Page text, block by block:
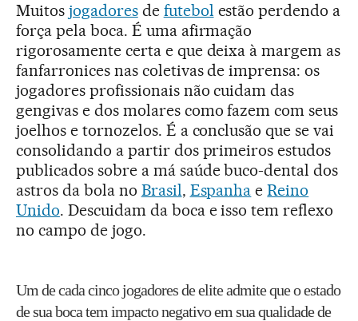
Muitos jogadoresde futebol estão perdendo a
força pela boca. É uma afirmação
rigorosamente certa e que deixa à margem as
fanfarronices nas coletivas de imprensa: os
jogadores profissionais não cuidam das
gengivas e dos molares como fazem com seus
joelhos e tornozelos. É a conclusão que se vai
consolidando a partir dos primeiros estudos
publicados sobre a má saúde buco-dental dos
astros da bola no Brasil, Espanha eReino
Unido. Descuidam da boca e isso tem reflexo
no campo de jogo.
Um de cada cinco jogadores de elite admite que o estado
de sua boca tem impacto negativo em sua qualidade de